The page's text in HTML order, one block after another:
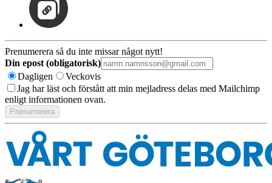
Prenumerera så du inte missar något nytt!
Din epost (obligatorisk)
Dagligen
Veckovis
Jag har läst och förstått att min mejladress delas med Mailchimp
enligt informationen ovan.